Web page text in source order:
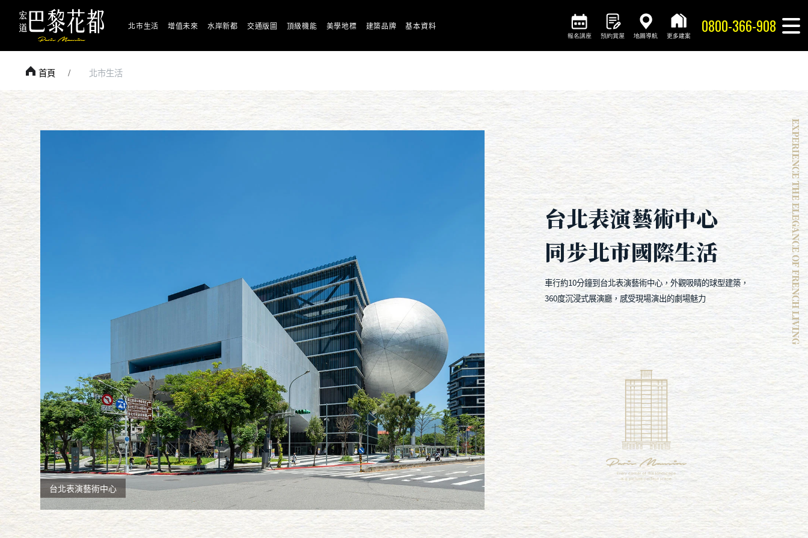
首頁 北市生活
北市生活 增值未來 水岸新都 交通版圖 頂級機能 美學地標 建築品牌 基本資料
報名講座 預約賞屋 地圖導航 更多建案
0800-366-908
台北表演藝術中心
同步北市國際生活
車行約10分鐘到台北表演藝術中心， 外觀吸睛的球型建築，
360度沉浸式展演廳， 感受現場演出的劇場魅力
台北表演藝術中心